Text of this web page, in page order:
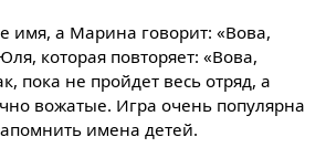
имя, а Марина говорит: «Вова,
которая повторяет: «Вова,
пока не пройдет весь отряд, а
вожатые. Игра очень популярна
имена детей.